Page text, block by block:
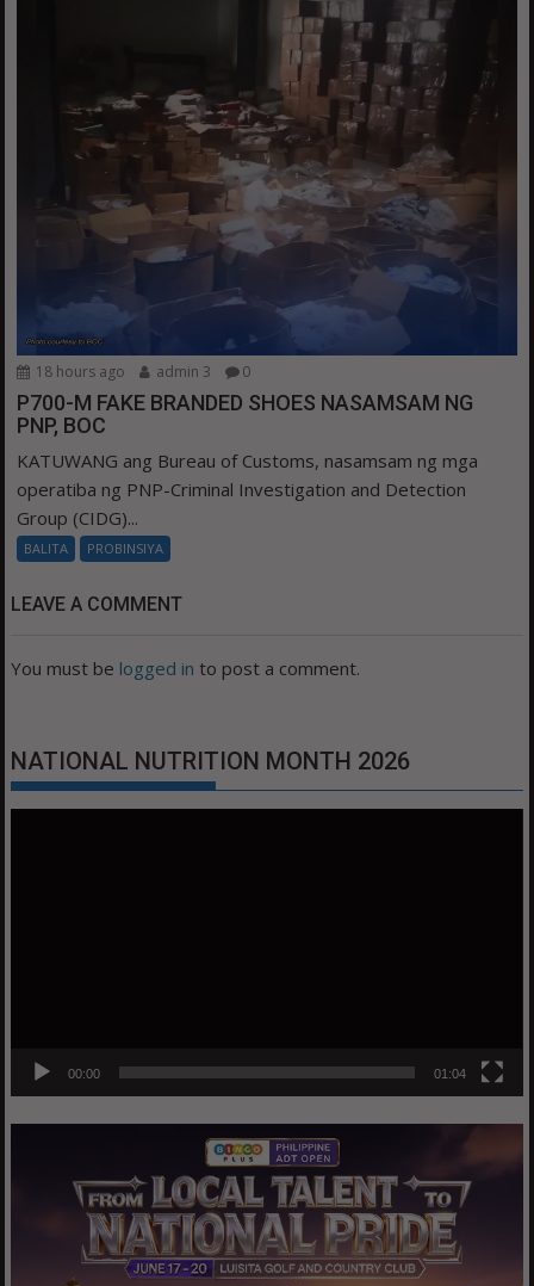
18 hours ago admin 3 0
P700-M FAKE BRANDED SHOES NASAMSAM NG
PNP, BOC
KATUWANG ang Bureau of Customs, nasamsam ng mga
operatiba ng PNP-Criminal Investigation and Detection
Group (CIDG)...
BALITA PROBINSIYA
LEAVE A COMMENT
You must be logged in to post a comment.
NATIONAL NUTRITION MONTH 2026
00:00 01:04